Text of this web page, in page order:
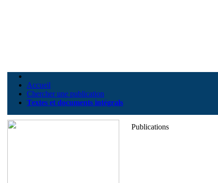
Accueil
Chercher une publication
Textes et documents intégrals
Publications